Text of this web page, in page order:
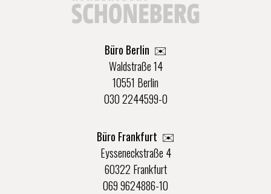
Büro Berlin ✉️
Waldstraße 14
10551 Berlin
030 2244599-0
Büro Frankfurt ✉️
Eysseneckstraße 4
60322 Frankfurt
069 9624886-10